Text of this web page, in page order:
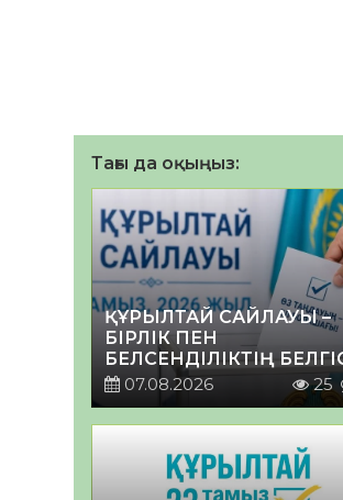
Тағы да оқыңыз:
ҚҰРЫЛТАЙ САЙЛАУЫ –
БІРЛІК ПЕН
БЕЛСЕНДІЛІКТІҢ
07.08.2026
25